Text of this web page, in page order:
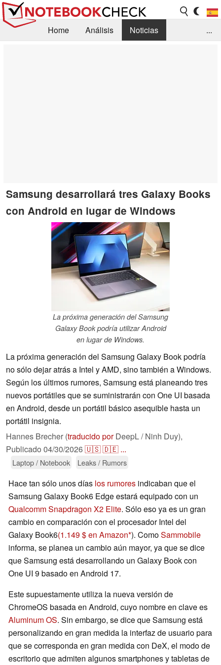
Home Análisis
Noticias
...
Samsung desarrollará tres Galaxy Books
con Android en lugar de Windows
La próxima generación del Samsung
Galaxy Book podría utilizar Android
en lugar de Windows.
La próxima generación del Samsung Galaxy Book podría
no sólo dejar atrás a Intel y AMD, sino también a Windows.
Según los últimos rumores, Samsung está planeando tres
nuevos portátiles que se suministrarán con One UI basada
en Android, desde un portátil básico asequible hasta un
portátil insignia.
Hannes Brecher (traducido porDeepL / Ninh Duy),
Publicado 04/30/2026🇺🇸🇩🇪 ...
Laptop / Notebook Leaks / Rumors
Hace tan sólo unos días los rumores indicaban que el
Samsung Galaxy Book6 Edge estará equipado con un
Qualcomm Snapdragon X2 Elite. Sólo eso ya es un gran
cambio en comparación con el procesador Intel del
Galaxy Book6(1.149 $ en Amazon ). ComoSammobile
informa, se planea un cambio aún mayor, ya que se dice
que Samsung está desarrollando un Galaxy Book con
One UI 9 basado en Android 17.
Este supuestamente utiliza la nueva versión de
ChromeOS basada en Android, cuyo nombre en clave es
Aluminum OS. Sin embargo, se dice que Samsung está
personalizando en gran medida la interfaz de usuario para
que se corresponda en gran medida con DeX, el modo de
escritorio que admiten algunos smartphones y tabletas de